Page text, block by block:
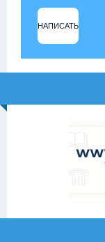
НАПИСАТЬ